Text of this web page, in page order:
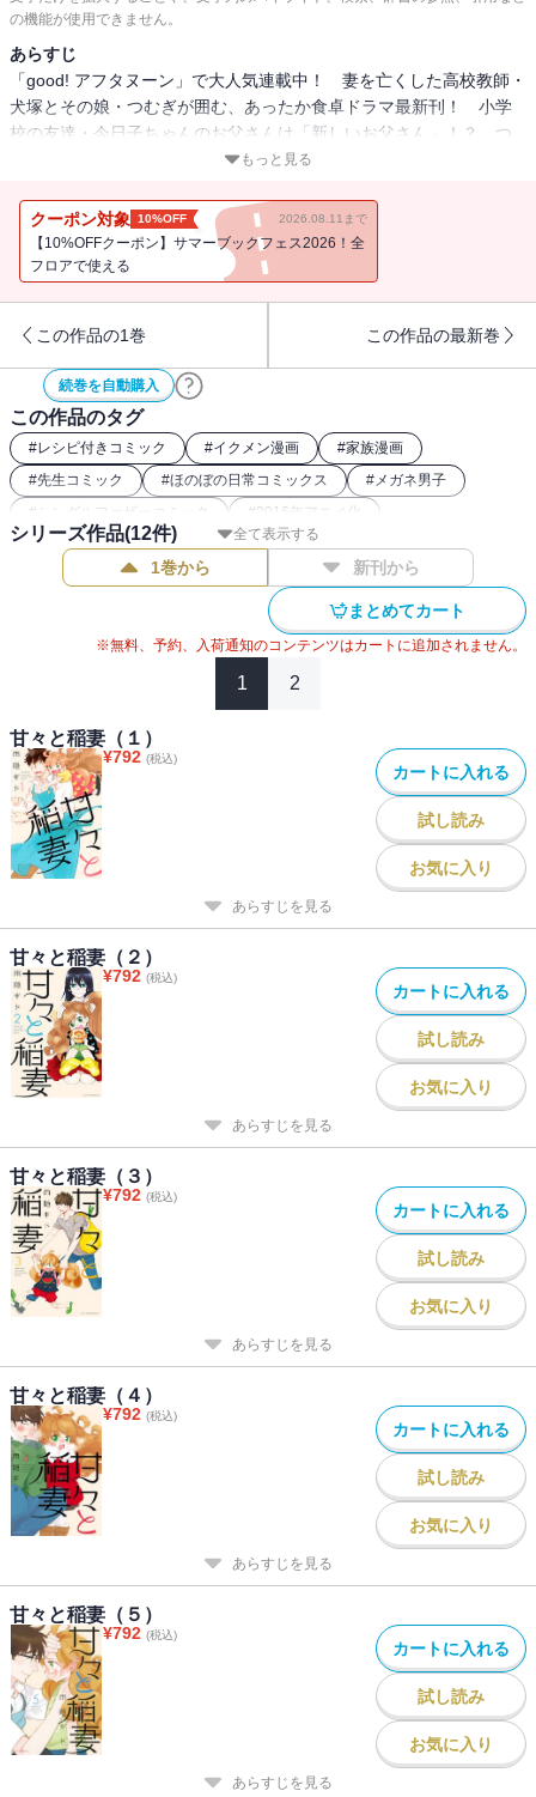
の機能が使用できません。
あらすじ
「good! アフタヌーン」で大人気連載中！ 妻を亡くした高校教師・
犬塚とその娘・つむぎが囲む、あったか食卓ドラマ最新刊！ 小学
校の友達・今日子ちゃんのお父さんは「新しいお父さん」！？ つ
むぎに「再婚」のことを尋ねられた犬塚は、動揺しながらも自分の
り。親子の愛情じっくり育む第９巻！
もっと見る
クーポン対象 10%OFF 2026.08.11まで
【10%OFFクーポン】サマーブックフェス2026！全
フロアで使える
この作品の1巻 この作品の最新巻
続巻を自動購入
この作品のタグ
#レシピ付きコミック #イクメン漫画 #家族漫画
#先生コミック #ほのぼの日常コミックス #メガネ男子
# シングルファザーコミック #2016年アニメ化
#成長譚コミック
全て表示する
シリーズ作品(12件)
1巻から 新刊から
まとめてカート
※無料、予約、入荷通知のコンテンツはカートに追加されません。
1 2
甘々と稲妻（１）
¥792 (税込)
カートに入れる
試し読み
お気に入り
あらすじを見る
甘々と稲妻（２）
¥792 (税込)
カートに入れる
試し読み
お気に入り
あらすじを見る
甘々と稲妻（３）
¥792 (税込)
カートに入れる
試し読み
お気に入り
あらすじを見る
甘々と稲妻（４）
¥792 (税込)
カートに入れる
試し読み
お気に入り
あらすじを見る
甘々と稲妻（５）
¥792 (税込)
カートに入れる
試し読み
お気に入り
あらすじを見る